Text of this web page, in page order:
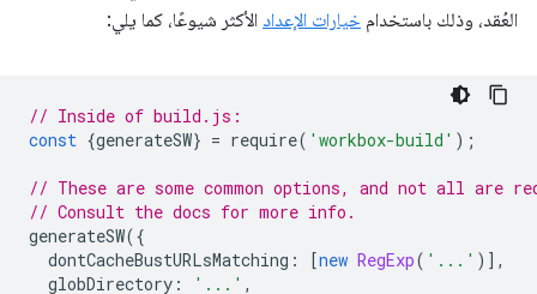
العُقد، وذلك باستخدام خيارات الإعداد الأكثر شيوعًا، كما يلي:
// Inside of build.js:
const {generateSW} = require( 'workbox-build' );
// These are some common options, and not all are
// Consult the docs for more info.
generateSW({
dontCacheBustURLsMatching : [new RegExp( '...' )],
globDirectory : '...' ,